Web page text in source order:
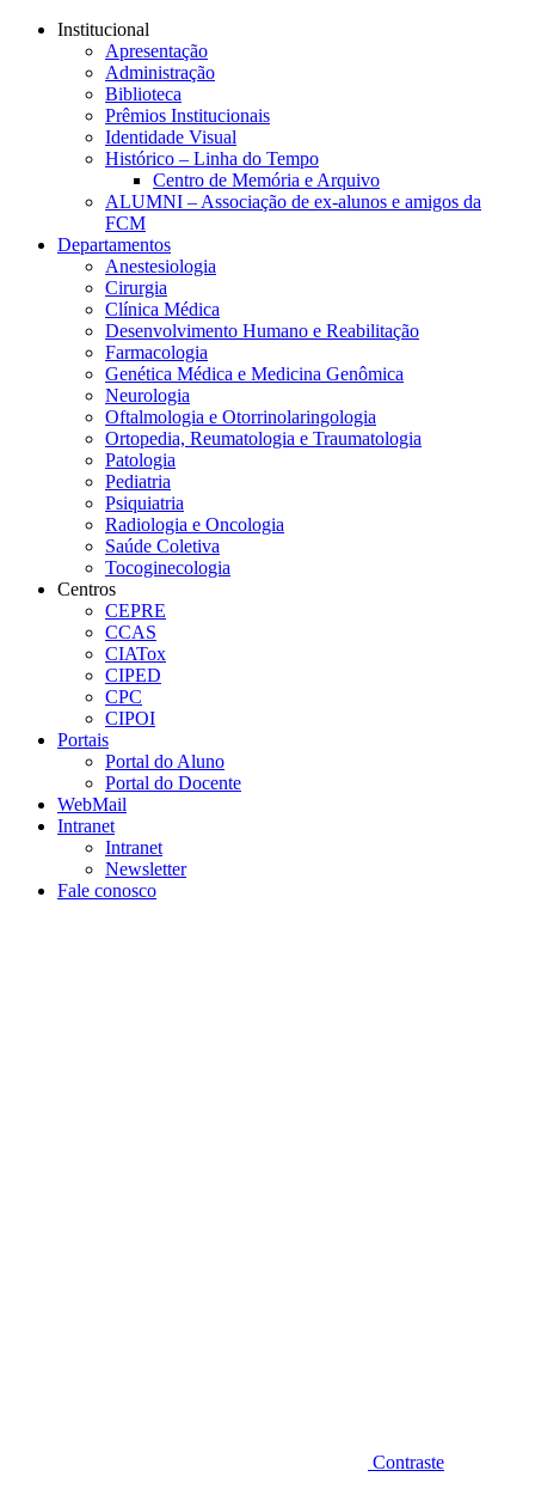
Conteúdo principal
Institucional
Apresentação
Administração
Biblioteca
Prêmios Institucionais
Identidade Visual
Histórico – Linha do Tempo
Centro de Memória e Arquivo
ALUMNI – Associação de ex-alunos e amigos da
FCM
Departamentos
Anestesiologia
Cirurgia
Clínica Médica
Desenvolvimento Humano e Reabilitação
Farmacologia
Genética Médica e Medicina Genômica
Neurologia
Oftalmologia e Otorrinolaringologia
Ortopedia, Reumatologia e Traumatologia
Patologia
Pediatria
Psiquiatria
Radiologia e Oncologia
Saúde Coletiva
Tocoginecologia
Centros
CEPRE
CCAS
CIATox
CIPED
CPC
CIPOI
Portais
Portal do Aluno
Portal do Docente
WebMail
Intranet
Intranet
Newsletter
Fale conosco
Contraste